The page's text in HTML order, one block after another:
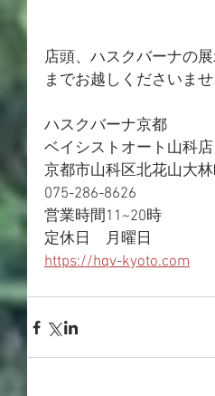
店頭、ハスクバーナの
までお越しくださいませ
ハスクバーナ京都
ベイシストオート山科店
京都市山科区北花山大
075-286-8626
営業時間11~20時
定休日　月曜日
https://hqv-kyoto.com